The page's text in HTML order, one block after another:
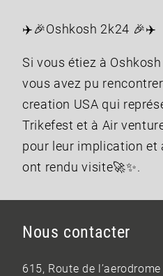
✈️🎉Oshkosh 2k24 🎉✈️
Si vous étiez à
vous avez pu
creation USA qui
Trikefest et à Air
pour leur implication et
ont rendu visite🚀✨.
Nous contacter
615, Route de l’aerodrome